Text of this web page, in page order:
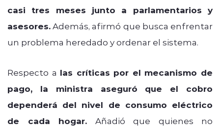
casi tres meses junto a parlamentarios y
asesores.Además, afirmó que busca enfrentar
un problema heredado y ordenar el sistema.
Respecto a las críticas por el mecanismo de
pago, la ministra aseguró que el cobro
dependerá del nivel de consumo eléctrico
de cada hogar. Añadió que quienes no